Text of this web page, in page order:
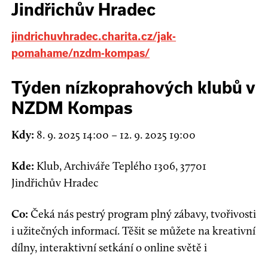
Jindřichův Hradec
jindrichuvhradec.charita.cz/jak-
pomahame/nzdm-kompas/
Týden nízkoprahových klubů v
NZDM Kompas
Kdy: 8. 9. 2025 14:00 – 12. 9. 2025 19:00
Kde: Klub,Archiváře Teplého 1306,37701
Jindřichův Hradec
Co:Čeká nás pestrý program plný zábavy, tvořivosti
i užitečných informací. Těšit se můžete na kreativní
dílny, interaktivní setkání o online světě i